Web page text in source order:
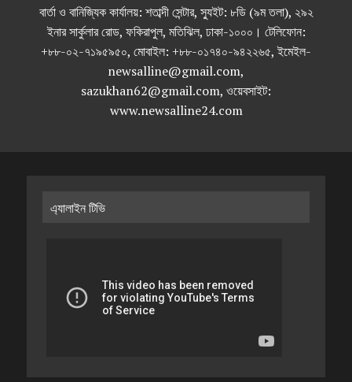
বার্তা ও বানিজ্যিক কার্যালয়: শতাব্দী সেন্টার, স্যুইট: ৮ডি (৯ম তলা), ২৯২
ইনার সার্কুলার রোড, ফকিরাপুল, মতিঝিল, ঢাকা-১০০০। টেলিফোন:
+৮৮-০২-৭১৯৫৯৫০, মোবাইল: +৮৮-০১৭৪০-৯৪২২৬৫, ইমেইল-
newsalline@gmail.com,
sazukhan62@gmail.com, ওয়েবসাইট:
www.newsalline24.com
এ্যালাইন টিভি